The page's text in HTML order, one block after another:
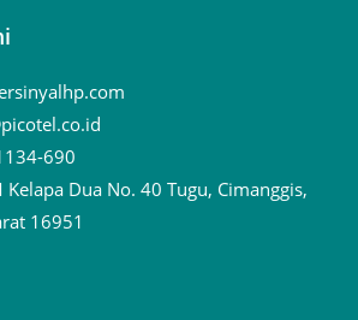
690
Kelapa Dua No. 40 Tugu, Cimanggis,
16951